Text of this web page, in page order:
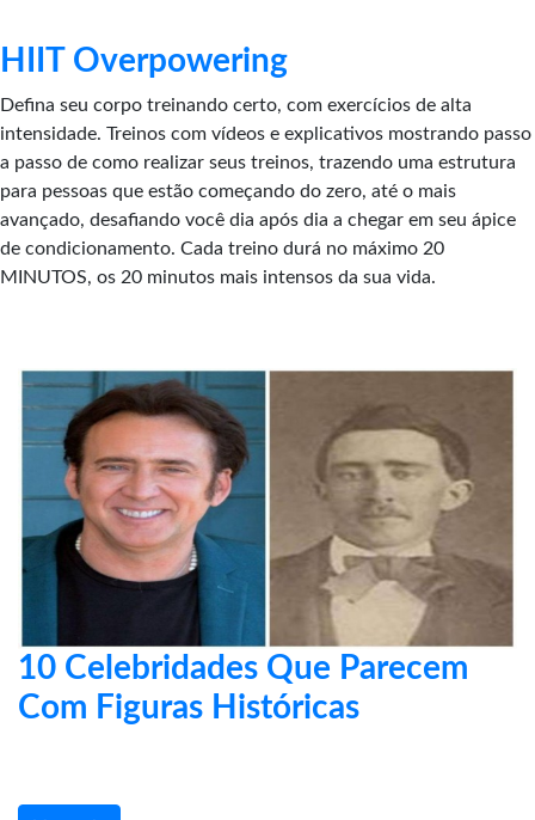
HIIT Overpowering
Defina seu corpo treinando certo, com exercícios de alta
intensidade. Treinos com vídeos e explicativos mostrando passo
a passo de como realizar seus treinos, trazendo uma estrutura
para pessoas que estão começando do zero, até o mais
avançado, desafiando você dia após dia a chegar em seu ápice
de condicionamento. Cada treino durá no máximo 20
MINUTOS, os 20 minutos mais intensos da sua vida.
10 Celebridades Que Parecem
Com Figuras Históricas